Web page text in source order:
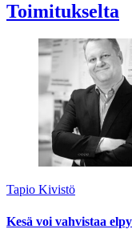
Toimitukselta
Tapio Kivistö
Kesä voi vahvistaa